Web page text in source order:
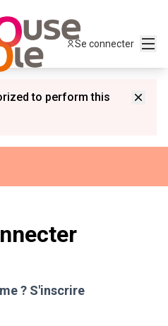
Se connecter
to perform this
? S'inscrire